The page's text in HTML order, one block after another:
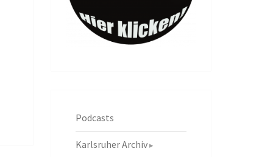
Podcasts
Karlsruher Archiv